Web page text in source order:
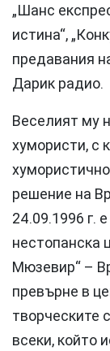
„Шанс
истина“,
предавания
Дарик радио.
Веселият му
хумористи, с
решение на
24.09.1996 г.
нестопанска
Мюзевир“ –
превърне в
творческите
всеки, който